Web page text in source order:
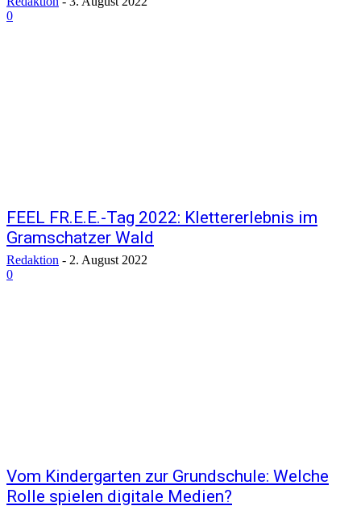
0
FEEL FR.E.E.-Tag 2022: Klettererlebnis im
Gramschatzer Wald
Redaktion - 2. August 2022
0
Vom Kindergarten zur Grundschule: Welche
Rolle spielen digitale Medien?